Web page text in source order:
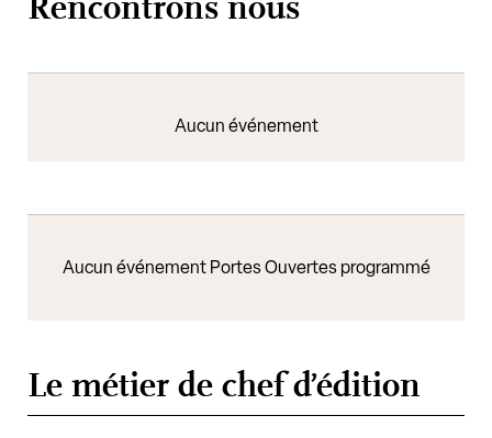
Aucun événement
Aucun événement Portes Ouvertes programmé
Le métier de chef d’édition